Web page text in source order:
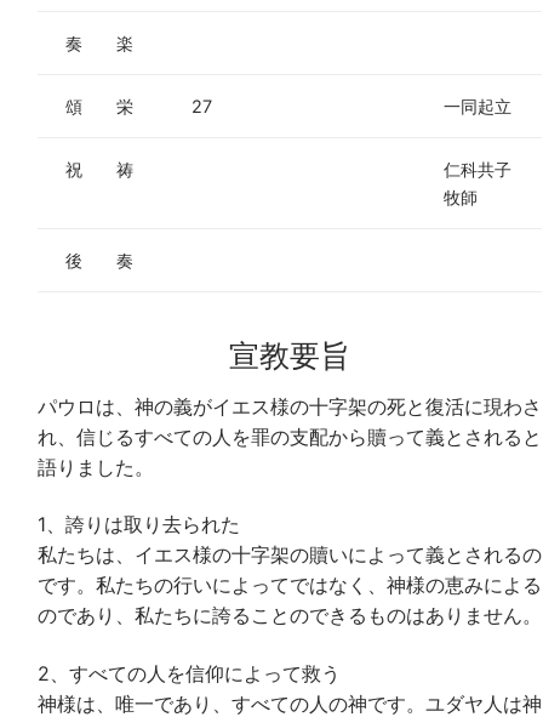
奏 楽
頌 栄 27 一同起立
祝 祷
仁科共子
牧師
後 奏
宣教要旨
パウロは、神の義がイエス様の十字架の死と復活に現わさ
れ、信じるすべての人を罪の支配から贖って義とされると
語りました。
1、誇りは取り去られた
私たちは、イエス様の十字架の贖いによって義とされるの
です。私たちの行いによってではなく、神様の恵みによる
のであり、私たちに誇ることのできるものはありません。
2、すべての人を信仰によって救う
神様は、唯一であり、すべての人の神です。ユダヤ人は神